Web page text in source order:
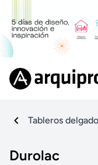
Tableros
Durolac